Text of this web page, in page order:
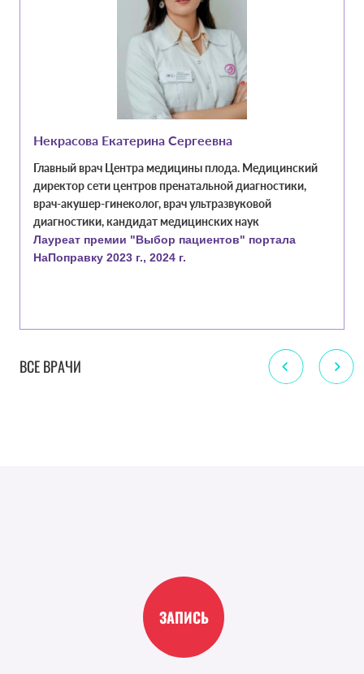
Некрасова Екатерина Сергеевна
Главный врач Центра медицины плода. Медицинский
директор сети центров пренатальной диагностики,
врач-акушер-гинеколог, врач ультразвуковой
диагностики, кандидат медицинских наук
Лауреат премии "Выбор пациентов" портала
НаПоправку 2023 г., 2024 г.
ВСЕ ВРАЧИ
ЗАПИСЬ